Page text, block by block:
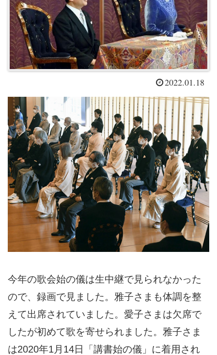
2022.01.18
今年の歌会始の儀は生中継で見られなかった
ので、録画で見ました。雅子さまも体調を整
えて出席されていました。愛子さまは欠席で
したが初めて歌を寄せられました。雅子さま
は2020年1月14日「講書始の儀」に着用され